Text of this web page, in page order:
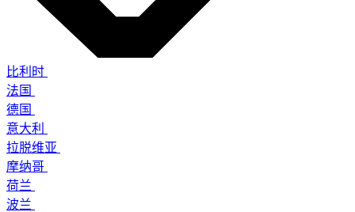
比利时
法国
德国
意大利
拉脱维亚
摩纳哥
荷兰
波兰